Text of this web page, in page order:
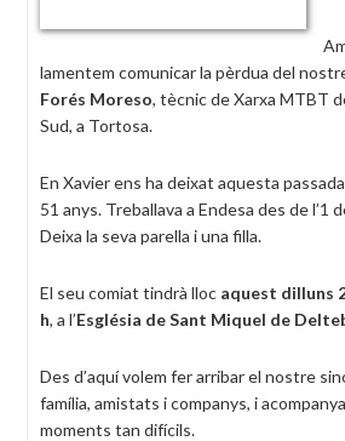
lamentem comunicar la pèrdua del
Forés Moreso, tècnic de Xarxa MTBT
Sud, a Tortosa.
En Xavier ens ha deixat aquesta
51 anys. Treballava a Endesa des de l’1
Deixa la seva parella i una filla.
El seu comiat tindrà lloc aquest dilluns
h, a l’Església de Sant Miquel de
Des d’aquí volem fer arribar el nostre
família, amistats i companys, i
moments tan difícils.